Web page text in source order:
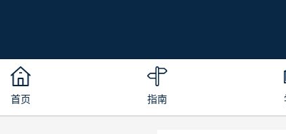
首页 指南